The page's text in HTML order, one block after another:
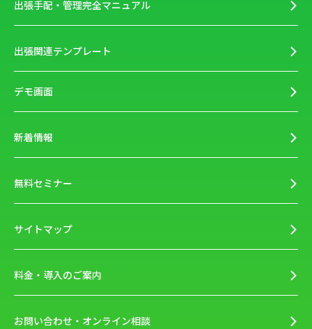
出張手配・管理完全マニュアル
出張関連テンプレート
デモ画面
新着情報
無料セミナー
サイトマップ
料金・導入のご案内
お問い合わせ・オンライン相談